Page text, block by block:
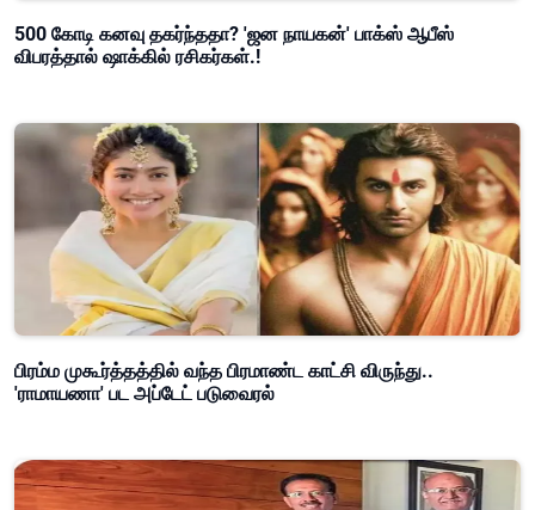
500 கோடி கனவு தகர்ந்ததா? 'ஜன நாயகன்' பாக்ஸ் ஆபீஸ்
விபரத்தால் ஷாக்கில் ரசிகர்கள்.!
பிரம்ம முகூர்த்தத்தில் வந்த பிரமாண்ட காட்சி விருந்து..
'ராமாயணா' பட அப்டேட் படுவைரல்